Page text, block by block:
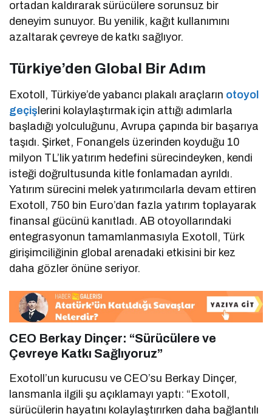
ortadan kaldırarak sürücülere sorunsuz bir
deneyim sunuyor. Bu yenilik, kağıt kullanımını
azaltarak çevreye de katkı sağlıyor.
Türkiye’den Global Bir Adım
Exotoll, Türkiye’de yabancı plakalı araçların otoyol
geçişlerini kolaylaştırmak için attığı adımlarla
başladığı yolculuğunu, Avrupa çapında bir başarıya
taşıdı. Şirket, Fonangels üzerinden koyduğu 10
milyon TL’lik yatırım hedefini sürecindeyken, kendi
isteği doğrultusunda kitle fonlamadan ayrıldı.
Yatırım sürecini melek yatırımcılarla devam ettiren
Exotoll, 750 bin Euro’dan fazla yatırım toplayarak
finansal gücünü kanıtladı. AB otoyollarındaki
entegrasyonun tamamlanmasıyla Exotoll, Türk
girişimciliğinin global arenadaki etkisini bir kez
daha gözler önüne seriyor.
CEO Berkay Dinçer: “Sürücülere ve
Çevreye Katkı Sağlıyoruz”
Exotoll’un kurucusu ve CEO’su Berkay Dinçer,
lansmanla ilgili şu açıklamayı yaptı: “Exotoll,
sürücülerin hayatını kolaylaştırırken daha bağlantılı